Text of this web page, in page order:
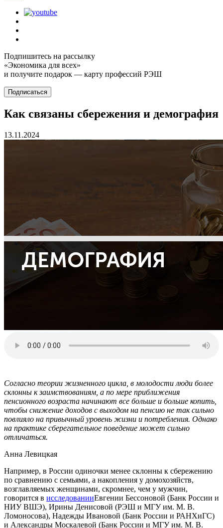
Подпишитесь на рассылку
«Экономика для всех»
и получите подарок — карту профессий РЭШ
Подписаться
Как связаны сбережения и демография
13.11.2024
Согласно теории жизненного цикла, в молодости люди более
склонны к заимствованиям, а по мере приближения
пенсионного возраста начинают все больше и больше копить,
чтобы снижение доходов с выходом на пенсию не так сильно
повлияло на привычный уровень жизни и потребления. Однако
на практике сберегательное поведение может сильно
отличаться.
Анна Левицкая
Например, в России одиночки менее склонны к сбережению
по сравнению с семьями, а накопления у домохозяйств,
возглавляемых женщинами, скромнее, чем у мужчин,
говорится в исследованииЕвгении Бессоновой (Банк России и
НИУ ВШЭ), Ирины Денисовой (РЭШ и МГУ им. М. В.
Ломоносова), Надежды Ивановой (Банк России и РАНХиГС)
и Александры Москалевой (Банк России и МГУ им. М. В.